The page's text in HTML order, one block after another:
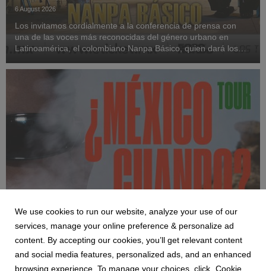
6 August 2026
Los invitamos cordialmente a la conferencia de prensa con
una de las voces más reconocidas del género urbano en
Latinoamérica, el colombiano Nanpa Básico, quien dará los
hasta ahora, en el Palacio de los Depor...
ALIZZZ, UNA DE LAS VOCES MÁS
IMPORTANTES DE LA MÚSICA EN ESPAÑOL
LLEGA AL PABELLÓN OESTE
We use cookies to run our website, analyze your use of our
services, manage your online preference & personalize ad
content. By accepting our cookies, you’ll get relevant content
and social media features, personalized ads, and an enhanced
browsing experience. To manage your choices, click „Cookie